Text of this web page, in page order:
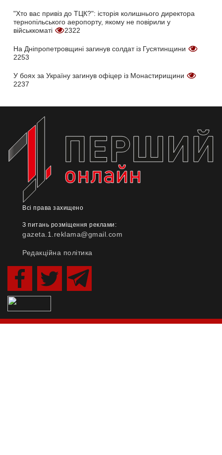
"Хто вас привіз до ТЦК?": історія колишнього директора
тернопільського аеропорту, якому не повірили у
військкоматі
2322
На Дніпропетровщині загинув солдат із Гусятинщини
2253
У боях за Україну загинув офіцер із Монастирищини
2237
Всі права захищено
З питань розміщення реклами:
gazeta.1.reklama@gmail.com
Редакційна політика